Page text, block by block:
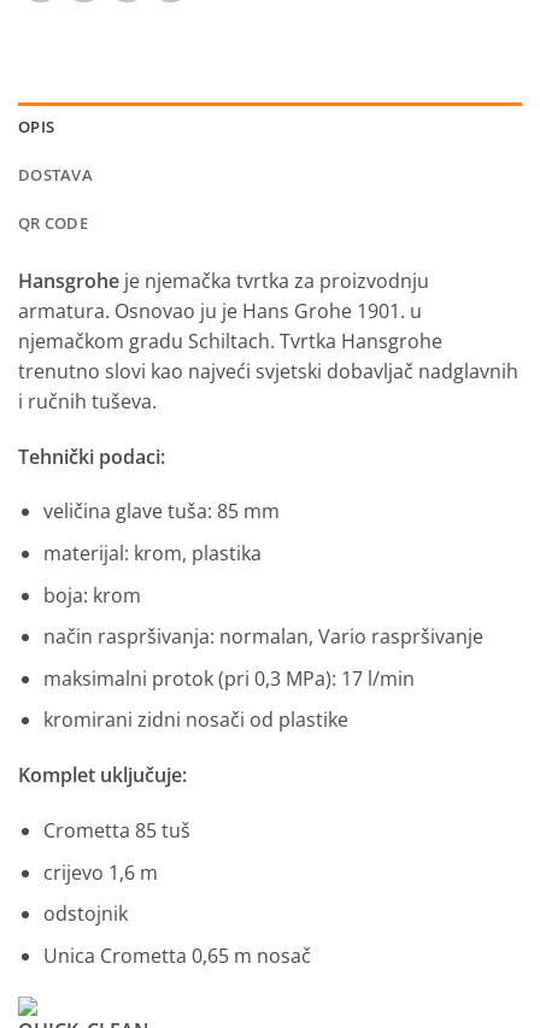
OPIS
DOSTAVA
QR CODE
Hansgrohe je njemačka tvrtka za proizvodnju
armatura. Osnovao ju je Hans Grohe 1901. u
njemačkom gradu Schiltach. Tvrtka Hansgrohe
trenutno slovi kao najveći svjetski dobavljač nadglavnih
i ručnih tuševa.
Tehnički podaci:
veličina glave tuša: 85 mm
materijal: krom, plastika
boja: krom
način raspršivanja: normalan, Vario raspršivanje
maksimalni protok (pri 0,3 MPa): 17 l/min
kromirani zidni nosači od plastike
Komplet uključuje:
Crometta 85 tuš
crijevo 1,6 m
odstojnik
Unica Crometta 0,65 m nosač